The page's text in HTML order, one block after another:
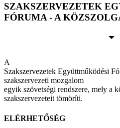
SZAKSZERVEZETEK
FÓRUMA - A
A
Szakszervezetek Együttműködési
szakszervezeti mozgalom
egyik szövetségi rendszere, mely a
szakszervezeteit tömöríti.
ELÉRHETŐSÉG